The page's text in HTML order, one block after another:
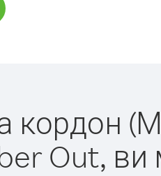
кордон
Out,